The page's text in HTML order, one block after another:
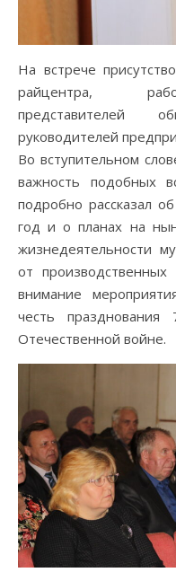
На встрече
райцентра,
представителей
руководителей
Во вступительном
важность подобных
подробно рассказал
год и о планах на
жизнедеятельности
от
внимание
честь
Отечественной войне.